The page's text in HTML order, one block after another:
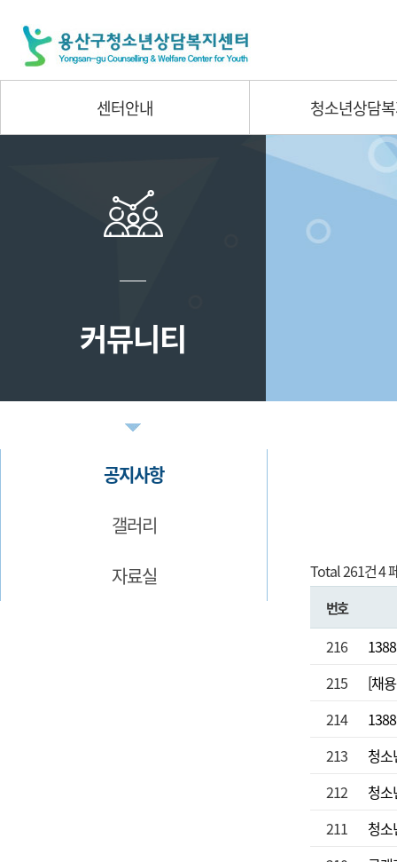
센터안내 청소년상담
커뮤니티
공지사항
갤러리
자료실
Total 261건4
번호
216
215
[채
214
213
청소
212
청소
211
청소